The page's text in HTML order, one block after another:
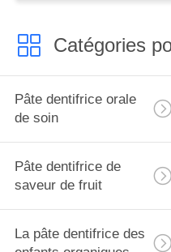
Catégories
Pâte dentifrice orale
de soin
Pâte dentifrice de
saveur de fruit
La pâte dentifrice des